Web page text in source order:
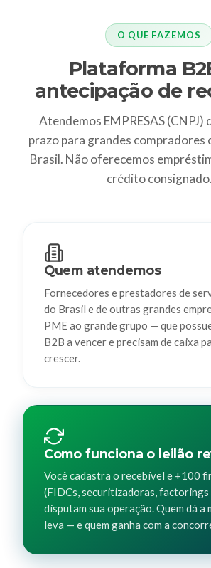
O QUE FAZEMOS
Plataforma
antecipação de
Atendemos EMPRESAS (CNPJ)
prazo para grandes compradores
Brasil. Não oferecemos
crédito consignado.
Quem atendemos
Fornecedores e prestadores de
do Brasil e de outras grandes
PME ao grande grupo — que
B2B a vencer e precisam de caixa
crescer.
Como funciona o leilão
Você cadastra o recebível e +100
(FIDCs, securitizadoras, factorings
disputam sua operação. Quem dá a
leva — e quem ganha com a